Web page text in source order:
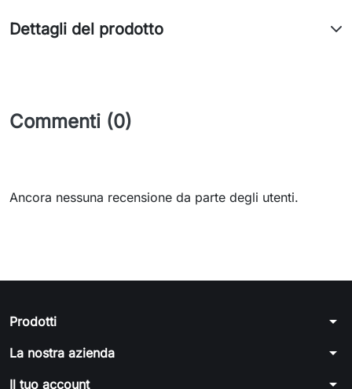
Dettagli del prodotto
Commenti (0)
Ancora nessuna recensione da parte degli utenti.
Prodotti arrow_drop_down
La nostra azienda arrow_drop_down
Il tuo account arrow_drop_down